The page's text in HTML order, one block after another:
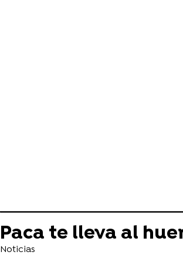
Paca te lleva al
Noticias